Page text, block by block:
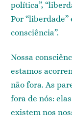
política”,
Por
consciência”.
Nossa
estamos
não fora. As
fora de nós:
existem nos